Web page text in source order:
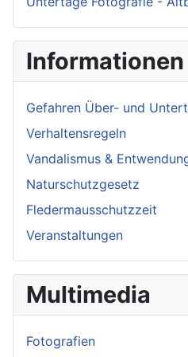
Informationen
Gefahren Über- und
Verhaltensregeln
Vandalismus &
Naturschutzgesetz
Fledermausschutzzeit
Veranstaltungen
Multimedia
Fotografien